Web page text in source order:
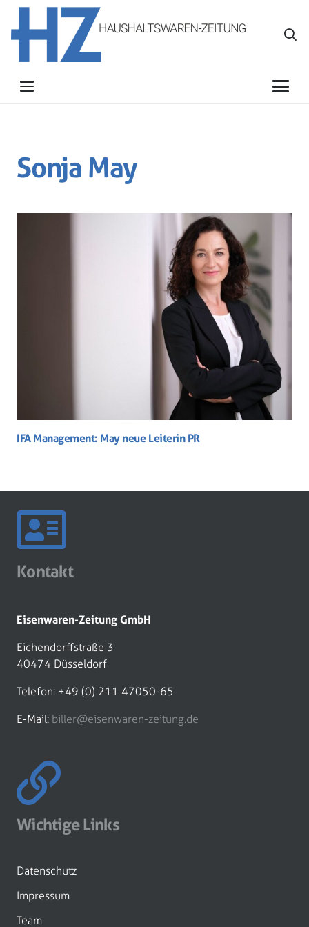
Sonja May
IFA Management: May neue Leiterin PR
Kontakt
Eisenwaren-Zeitung GmbH
Eichendorffstraße 3
40474 Düsseldorf
Telefon: +49 (0) 211 47050-65
E-Mail: biller@eisenwaren-zeitung.de
Wichtige Links
Datenschutz
Impressum
Team